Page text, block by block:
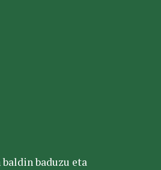
baduzu eta